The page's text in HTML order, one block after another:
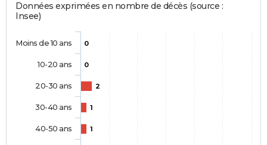
Données exprimées en nombre de décès (source :
Insee)
0
0
2
1
1
Moins de 10 ans
10-20 ans
20-30 ans
30-40 ans
40-50 ans